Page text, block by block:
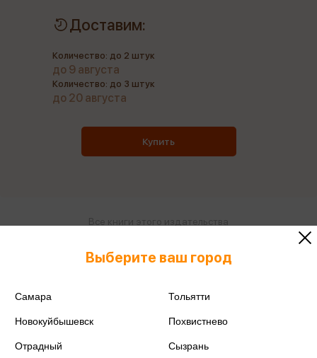
Доставим:
Количество: до 2 штук
до 9 августа
Количество: до 3 штук
до 20 августа
Купить
Выберите ваш город
Самара Тольятти
Новокуйбышевск Похвистнево
Отрадный Сызрань